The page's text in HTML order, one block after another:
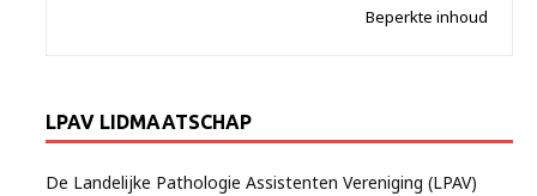
Beperkte inhoud
LPAV LIDMAATSCHAP
De Landelijke Pathologie Assistenten Vereniging (LPAV)